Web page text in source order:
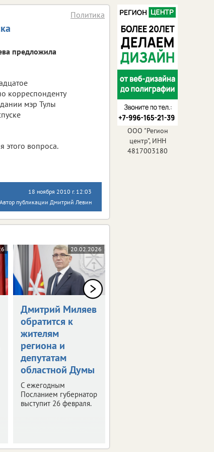
Политика
предложила
корреспонденту
мэр Тулы
этого вопроса.
18 ноября 2010 г. 12:03
Автор публикации Дмитрий Левин
20.02.2026
Дмитрий Миляев
обратится к
жителям
региона и
депутатам
областной Думы
С ежегодным
Посланием губернатор
выступит 26 февраля.
ООО "Регион
центр", ИНН
4817003180